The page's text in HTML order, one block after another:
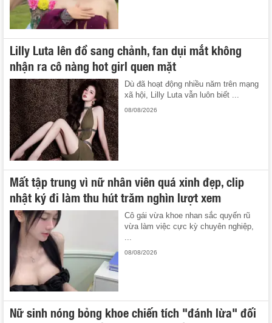
Lilly Luta lên đồ sang chảnh, fan dụi mắt không
nhận ra cô nàng hot girl quen mặt
Dù đã hoạt động nhiều năm trên mạng
xã hội, Lilly Luta vẫn luôn biết ...
08/08/2026
Mất tập trung vì nữ nhân viên quá xinh đẹp, clip
nhật ký đi làm thu hút trăm nghìn lượt xem
Cô gái vừa khoe nhan sắc quyến rũ
vừa làm việc cực kỳ chuyên nghiệp,
08/08/2026
Nữ sinh nóng bỏng khoe chiến tích "đánh lừa" đối